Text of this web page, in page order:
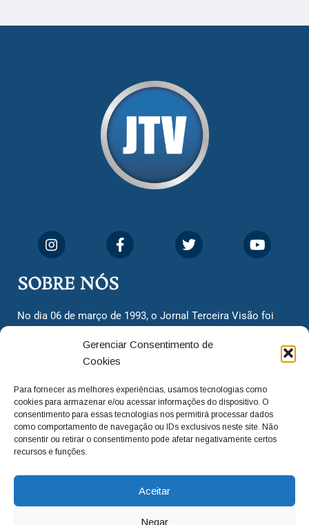
Gerenciar Consentimento de
Cookies
Para fornecer as melhores experiências, usamos tecnologias como
cookies para armazenar e/ou acessar informações do dispositivo. O
consentimento para essas tecnologias nos permitirá processar dados
como comportamento de navegação ou IDs exclusivos neste site. Não
consentir ou retirar o consentimento pode afetar negativamente certos
recursos e funções.
Aceitar
Negar
SOBRE NÓS
No dia 06 de março de 1993, o Jornal Terceira Visão foi
cidadãos valinhenses, já que naquela época só existiam
dois jornais. Há mais de 30 anos, o jornal continua
com o foco de trazer as melhores notícias. Nunca
deixamos de lado as necessidades do cidadão, sempre
questionando os órgãos públicos em busca de melhorias
para a cidade e sempre cobrando resoluções para casos
adm@jtv.com.br (19) 3929-6225